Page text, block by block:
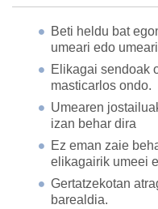
Beti heldu bat
umeari edo
Elikagai sendoak
masticarlos ondo.
Umearen
izan behar dira
Ez eman zaie
elikagairik umeei
Gertatzekotan
barealdia.